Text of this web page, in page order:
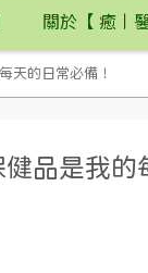
關於【 癒丨醫
天的日常必備！
品是我的